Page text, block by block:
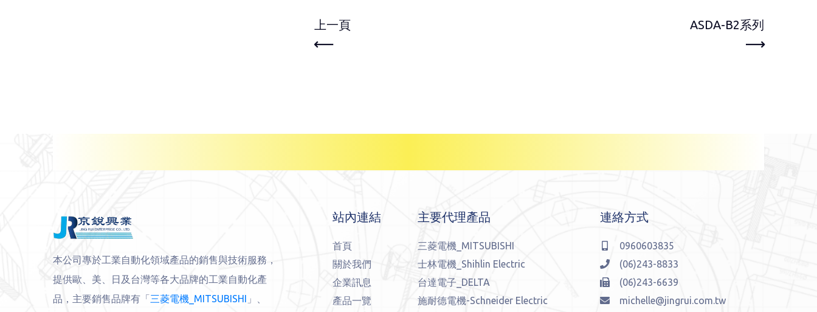
上一頁 ASDA-B2系列
本公司專於工業自動化領域產品的銷售與技術服務，
提供歐、美、日及台灣等各大品牌的工業自動化產
品，主要銷售品牌有「三菱電機_MITSUBISHI 」、
站內連結
首頁
關於我們
企業訊息
產品一覽
主要代理產品
三菱電機_MITSUBISHI
士林電機_Shihlin Electric
台達電子_DELTA
施耐德電機-Schneider Electric
連絡方式
0960603835
(06)243-8833
(06)243-6639
michelle@jingrui.com.tw